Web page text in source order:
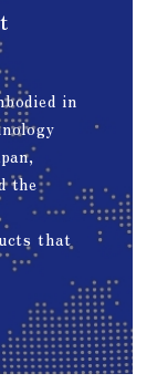
in
the
that